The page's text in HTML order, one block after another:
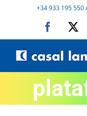
+34 933 195 550
Facebook